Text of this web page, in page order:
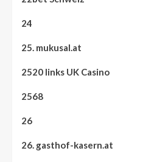
24
25. mukusal.at
2520 links UK Casino
2568
26
26. gasthof-kasern.at